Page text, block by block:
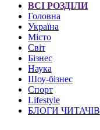
ВСІ РОЗДІЛИ
Головна
Україна
Місто
Світ
Бізнес
Наука
Шоу-бізнес
Спорт
Lifestyle
БЛОГИ ЧИТАЧІВ